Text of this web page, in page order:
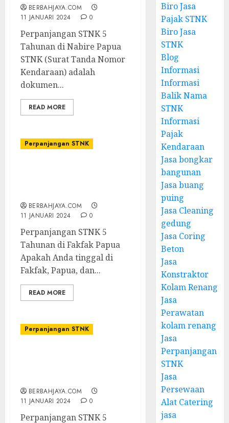
BERBAHJAYA.COM
11 JANUARI 2024
0
Perpanjangan STNK 5
Tahunan di Nabire Papua
STNK (Surat Tanda Nomor
Kendaraan) adalah
dokumen...
READ MORE
Perpanjangan STNK
BERBAHJAYA.COM
11 JANUARI 2024
0
Perpanjangan STNK 5
Tahunan di Fakfak Papua
Apakah Anda tinggal di
Fakfak, Papua, dan...
READ MORE
Perpanjangan STNK
BERBAHJAYA.COM
11 JANUARI 2024
0
Perpanjangan STNK 5
Biro Jasa
Pajak STNK
Biro Jasa
STNK
Blog
Informasi
Informasi
Balik Nama
STNK
Informasi
Pajak
Kendaraan
Jasa bongkar
bangunan
Jasa buang
puing
Jasa Cleaning
gedung
Jasa Coring
Beton
Jasa
Konstraktor
Kolam Renang
Jasa
Perawatan
kolam renang
Jasa
Perpanjangan
STNK
Jasa
Persewaan
Alat Catering
jasa